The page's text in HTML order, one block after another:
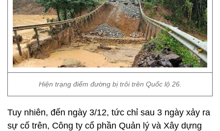
Hiện trạng điểm đường bị trôi trên Quốc lộ 26.
Tuy nhiên, đến ngày 3/12, tức chỉ sau 3 ngày xảy ra
sự cố trên, Công ty cổ phần Quản lý và Xây dựng